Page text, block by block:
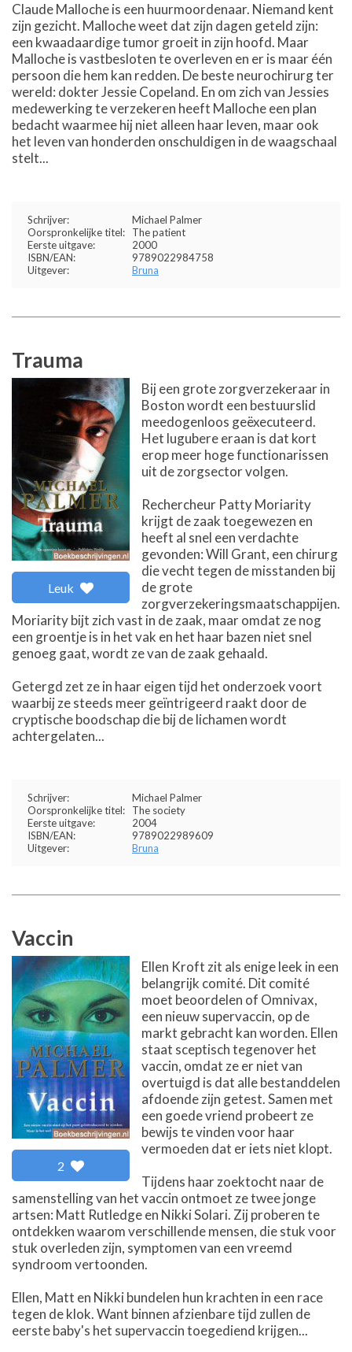
Claude Malloche is een huurmoordenaar. Niemand kent
zijn gezicht. Malloche weet dat zijn dagen geteld zijn:
een kwaadaardige tumor groeit in zijn hoofd. Maar
Malloche is vastbesloten te overleven en er is maar één
persoon die hem kan redden. De beste neurochirurg ter
wereld: dokter Jessie Copeland. En om zich van Jessies
medewerking te verzekeren heeft Malloche een plan
bedacht waarmee hij niet alleen haar leven, maar ook
het leven van honderden onschuldigen in de waagschaal
stelt...
Schrijver:
Michael Palmer
Oorspronkelijke titel:
The patient
Eerste uitgave:
2000
ISBN/EAN:
9789022984758
Uitgever:
Bruna
Trauma
Leuk
Bij een grote zorgverzekeraar in
Boston wordt een bestuurslid
meedogenloos geëxecuteerd.
Het lugubere eraan is dat kort
erop meer hoge functionarissen
uit de zorgsector volgen.
Rechercheur Patty Moriarity
krijgt de zaak toegewezen en
heeft al snel een verdachte
gevonden: Will Grant, een chirurg
die vecht tegen de misstanden bij
de grote
zorgverzekeringsmaatschappijen.
Moriarity bijt zich vast in de zaak, maar omdat ze nog
een groentje is in het vak en het haar bazen niet snel
genoeg gaat, wordt ze van de zaak gehaald.
Getergd zet ze in haar eigen tijd het onderzoek voort
waarbij ze steeds meer geïntrigeerd raakt door de
cryptische boodschap die bij de lichamen wordt
achtergelaten...
Schrijver:
Michael Palmer
Oorspronkelijke titel:
The society
Eerste uitgave:
2004
ISBN/EAN:
9789022989609
Uitgever:
Bruna
Vaccin
2
Ellen Kroft zit als enige leek in een
belangrijk comité. Dit comité
moet beoordelen of Omnivax,
een nieuw supervaccin, op de
markt gebracht kan worden. Ellen
staat sceptisch tegenover het
vaccin, omdat ze er niet van
overtuigd is dat alle bestanddelen
afdoende zijn getest. Samen met
een goede vriend probeert ze
bewijs te vinden voor haar
vermoeden dat er iets niet klopt.
Tijdens haar zoektocht naar de
samenstelling van het vaccin ontmoet ze twee jonge
artsen: Matt Rutledge en Nikki Solari. Zij proberen te
ontdekken waarom verschillende mensen, die stuk voor
stuk overleden zijn, symptomen van een vreemd
syndroom vertoonden.
Ellen, Matt en Nikki bundelen hun krachten in een race
tegen de klok. Want binnen afzienbare tijd zullen de
eerste baby's het supervaccin toegediend krijgen...